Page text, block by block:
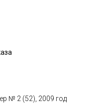
№ 2 (52), 2009 год